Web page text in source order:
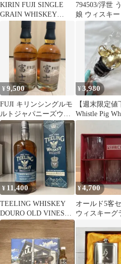
KIRIN FUJI SINGLE
GRAIN WHISKEY
794503/浮世
娘 ウィスキー
風ラベル 未開
¥9,500
FUJI キリンシングルモ
ルトジャパニーズウィ
スキー富士 700ml 2本
¥3,980
【週末限定値
Whistle Pig
ィスキー ポア
¥ 11,400
TEELING WHISKEY
DOURO OLD VINES
CASKS
¥4,700
オールド5客
ウィスキーグ